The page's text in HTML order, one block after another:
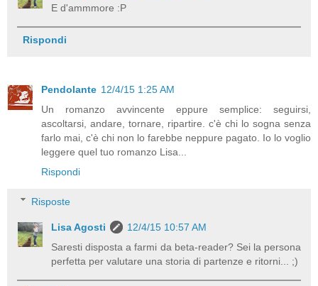
E d'ammmore :P
Rispondi
Pendolante 12/4/15 1:25 AM
Un romanzo avvincente eppure semplice: seguirsi,
ascoltarsi, andare, tornare, ripartire. c'è chi lo sogna senza
farlo mai, c'è chi non lo farebbe neppure pagato. Io lo voglio
leggere quel tuo romanzo Lisa...
Rispondi
Risposte
Lisa Agosti
12/4/15 10:57 AM
Saresti disposta a farmi da beta-reader? Sei la persona
perfetta per valutare una storia di partenze e ritorni... ;)